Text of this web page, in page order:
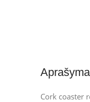
Cork coaster